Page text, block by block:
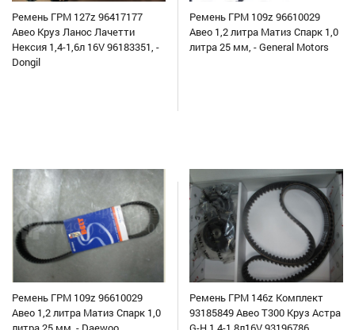
Ремень ГРМ 127z 96417177
Авео Круз Ланос Лачетти
Нексия 1,4-1,6л 16V 96183351, -
Dongil
Ремень ГРМ 109z 96610029
Авео 1,2 литра Матиз Спарк 1,0
литра 25 мм, - General Motors
Ремень ГРМ 109z 96610029
Авео 1,2 литра Матиз Спарк 1,0
Ремень ГРМ 146z Комплект
93185849 Авео Т300 Круз Астра